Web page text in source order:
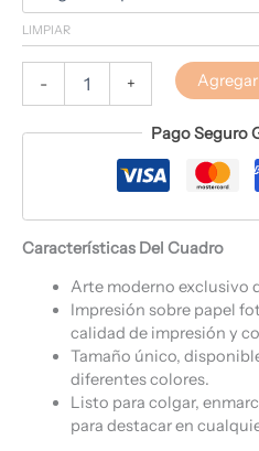
LIMPIAR
- +
Pago Seguro
Características Del Cuadro
Arte moderno exclusivo
Impresión sobre papel
calidad de impresión y
Tamaño único,
diferentes colores.
Listo para colgar,
para destacar en